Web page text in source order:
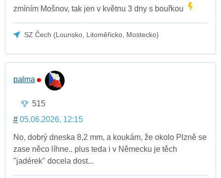
zmíním Mošnov, tak jen v květnu 3 dny s bouřkou
SZ Čech (Lounsko, Litoměřicko, Mostecko)
palma
515
# 05.06.2026, 12:15
No, dobrý dneska 8,2 mm, a koukám, že okolo Plzně se
zase něco líhne.. plus teda i v Německu je těch
"jadérek" docela dost...